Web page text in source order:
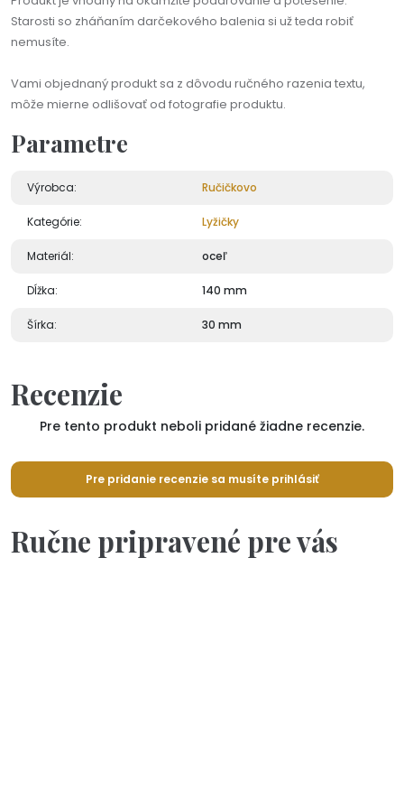
Starosti so zháňaním darčekového balenia si už teda robiť
nemusíte.
Vami objednaný produkt sa z dôvodu ručného razenia textu,
môže mierne odlišovať od fotografie produktu.
Parametre
Výrobca: Ručičkovo
Kategórie: Lyžičky
Materiál: oceľ
Dĺžka: 140 mm
Šírka: 30 mm
Recenzie
Pre tento produkt neboli pridané žiadne recenzie.
Pre pridanie recenzie sa musíte prihlásiť
Ručne pripravené pre vás